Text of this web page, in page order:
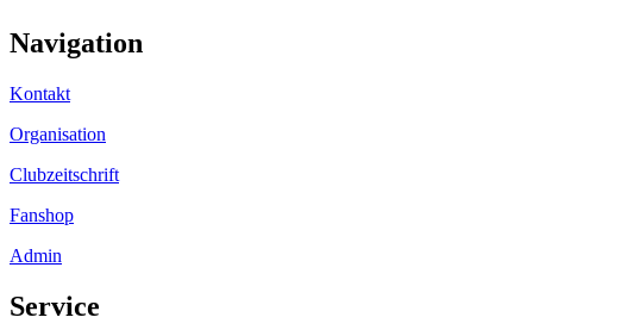
Navigation
Kontakt
Organisation
Clubzeitschrift
Fanshop
Admin
Service